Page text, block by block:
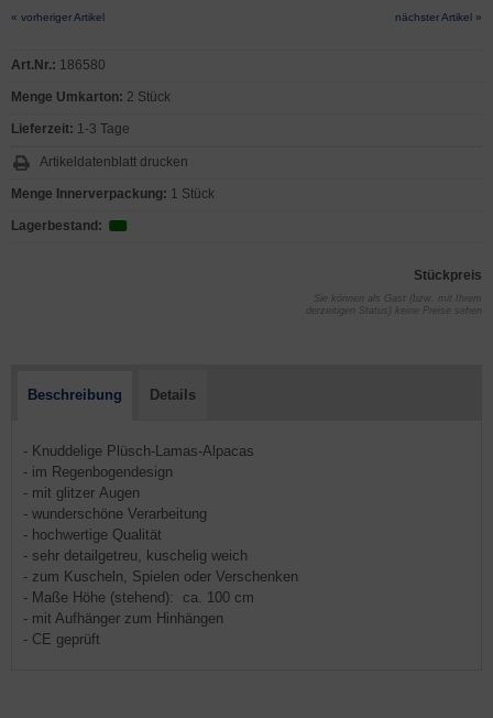
« vorheriger Artikel nächster Artikel »
Art.Nr.: 186580
Menge Umkarton: 2 Stück
Lieferzeit: 1-3 Tage
Artikeldatenblatt drucken
Menge Innerverpackung: 1 Stück
Lagerbestand:
Stückpreis
Sie können als Gast (bzw. mit Ihrem
derzeitigen Status) keine Preise sehen
Beschreibung Details
- Knuddelige Plüsch-Lamas-Alpacas
- im Regenbogendesign
- mit glitzer Augen
- wunderschöne Verarbeitung
- hochwertige Qualität
- sehr detailgetreu, kuschelig weich
- zum Kuscheln, Spielen oder Verschenken
- Maße Höhe (stehend): ca. 100 cm
- mit Aufhänger zum Hinhängen
- CE geprüft